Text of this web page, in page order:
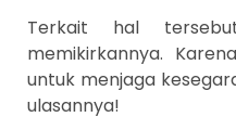
Terkait hal
memikirkannya.
untuk menjaga
ulasannya!